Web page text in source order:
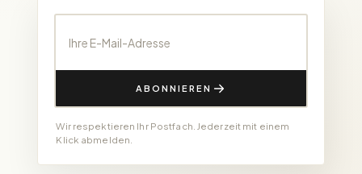
ABONNIEREN
Wir respektieren Ihr Postfach. Jederzeit mit einem
Klick abmelden.